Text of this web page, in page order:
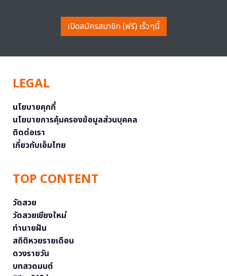
เปิดสมัครสมาชิก (ฟรี) เร็วๆนี้
LEGAL
นโยบายคุกกี้
นโยบายการคุ้มครองข้อมูลส่วนบุคคล
ติดต่อเรา
เกี่ยวกับเอ็มไทย
TOP CONTENT
วัดสวย
วัดสวยเชียงใหม่
ทำนายฝัน
สถิติหวยรายเดือน
ดวงรายวัน
บทสวดมนต์